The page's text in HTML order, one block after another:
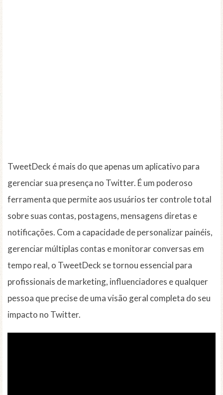
TweetDeck é mais do que apenas um aplicativo para
gerenciar sua presença no Twitter. É um poderoso
ferramenta que permite aos usuários ter controle total
sobre suas contas, postagens, mensagens diretas e
notificações. Com a capacidade de personalizar painéis,
gerenciar múltiplas contas e monitorar conversas em
tempo real, o TweetDeck se tornou essencial para
profissionais de marketing, influenciadores e qualquer
pessoa que precise de uma visão geral completa do seu
impacto no Twitter.